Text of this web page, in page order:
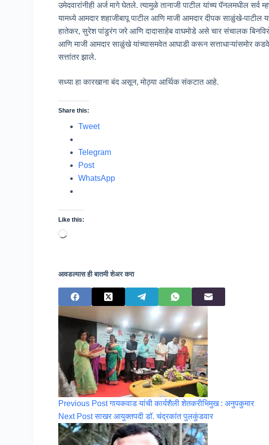
उमेदवारांनीही अर्ज मागे घेतले. त्यामुळे तानाजी पाटील यांच्य पॅनलमधील
यामध्ये आमदार शहाजीबापू पाटील आणि माजी आमदार दीपक साळुंखे-
हातेकर, सुरेश पांडुरंग जरे आणि दादासाहेब वाघमोडे असे चार संचालक
आणि माजी आमदार साळुंखे यांच्यासमवेत आघाडी करून सत्ताधाऱ्यांसमोर
सत्तांतर झाले.
सध्या हा कारखाना बंद असून, मोठ्या आर्थिक संकटात आहे.
Share this:
Tweet
Telegram
Post
WhatsApp
Like this:
Loading…
आवडल्यास ही बातमी शेअर करा
Previous Post गायकवाड यांची कार्यशैली शेतकरीभिमुख : अनुपकुमार
Next Post साखर आयुक्तपदी डॉ. चंद्रकांत पुलकुंडवार